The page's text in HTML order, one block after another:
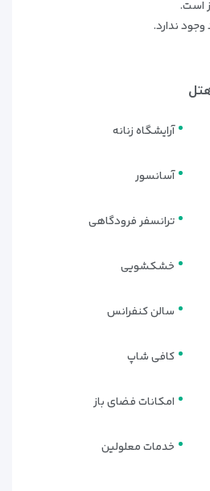
است.
ندارد.
آرایشگاه زنانه
آسانسور
ترانسفر فرودگاهی
خشکشویی
سالن کنفرانس
کافی شاپ
امکانات فضای باز
خدمات معلولین